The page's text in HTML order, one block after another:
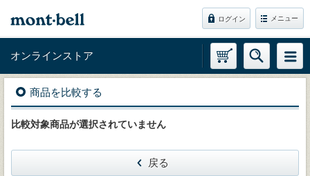
ログイン メニュー
オンラインストア
商品を比較する
比較対象商品が選択されていません
戻る